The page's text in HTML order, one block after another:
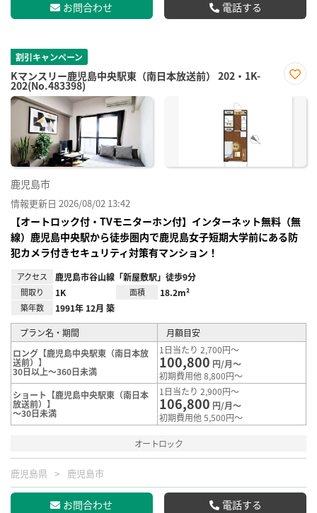
お問合わせ 電話する
割引キャンペーン
Kマンスリー鹿児島中央駅東（南日本放送前） 202・1K-
202(No.483398)
に入
鹿児島市
情報更新日 2026/08/02 13:42
【オートロック付・TVモニターホン付】インターネット無料（無
線）鹿児島中央駅から徒歩圏内で鹿児島女子短期大学前にある防
犯カメラ付きセキュリティ対策有マンション！
アクセス 鹿児島市谷山線「新屋敷駅」徒歩9分
間取り 1K 面積 18.2m²
築年数 1991年 12月 築
プラン名・期間
月額目安
ロング【鹿児島中央駅東（南日本放
送前）】
30日以上～360日未満
1日当たり 2,700円～
100,800 円/月～
初期費用他 8,800円～
ショート【鹿児島中央駅東（南日本
放送前）】
～30日未満
1日当たり 2,900円～
106,800 円/月～
初期費用他 5,500円～
オートロック
鹿児島県 鹿児島市
お問合わせ 電話する